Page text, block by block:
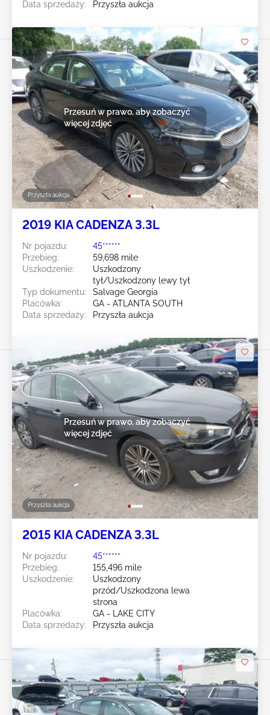
Data sprzedaży:
Przyszła aukcja
Przyszła aukcja
Przesuń w prawo, aby zobaczyć
więcej zdjęć
2019 KIA CADENZA 3.3L
Nr pojazdu:
45******
Przebieg:
59,698 mile
Uszkodzenie:
Uszkodzony
tył/Uszkodzony lewy tył
Typ dokumentu:
Salvage Georgia
Placówka:
GA - ATLANTA SOUTH
Data sprzedaży:
Przyszła aukcja
Przyszła aukcja
Przesuń w prawo, aby zobaczyć
więcej zdjęć
2015 KIA CADENZA 3.3L
Nr pojazdu:
45******
Przebieg:
155,496 mile
Uszkodzenie:
Uszkodzony
przód/Uszkodzona lewa
strona
Placówka:
GA - LAKE CITY
Data sprzedaży:
Przyszła aukcja